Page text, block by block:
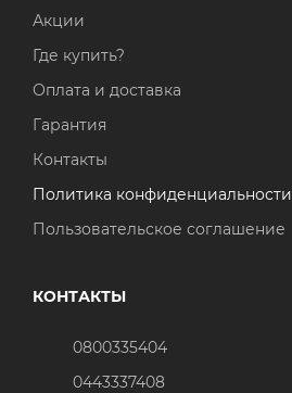
Акции
Где купить?
Оплата и доставка
Гарантия
Контакты
Политика конфиденциальности
Пользовательское соглашение
КОНТАКТЫ
0800335404
0443337408